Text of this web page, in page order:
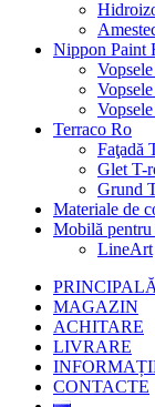
Nippon Paint
Terraco Ro
Faţadă
Glet T-
Grund
Materiale de
Mobilă pentru
LineArt
PRINCIPALĂ
MAGAZIN
ACHITARE
LIVRARE
CONTACTE